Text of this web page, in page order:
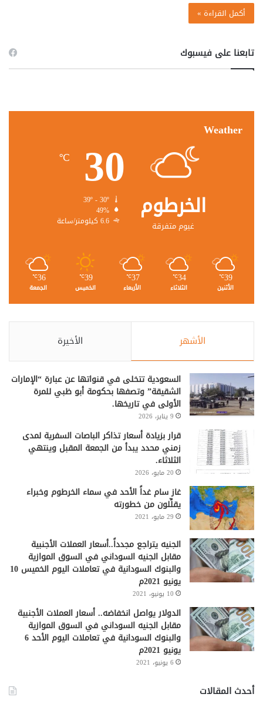
أكمل القراءة »
تابعنا على فيسبوك
Weather
الخرطوم
غيوم متفرقة
30
℃
49%
6.6 كيلومتر/ساعة
39
℃
الأثنين
34
℃
الثلاثاء
37
℃
الأربعاء
39
℃
الخميس
36
℃
الجمعة
الأشهر الأخيرة
السعودية تتخلى في قنواتها عن عبارة “الإمارات
الشقيقة” وتصفها بحكومة أبو ظبي للمرة
الأولى في تاريخها.
9 يناير، 2026
قرار بزيادة أسعار تذاكر الباصات السفرية لمدى
زمني محدد يبدأ من الجمعة المقبل وينتهي
الثلاثاء.
20 مايو، 2026
غاز سام غداً الأحد في سماء الخرطوم وخبراء
يقلِّلون من خطورته
29 مايو، 2021
الجنيه يتراجع مجدداً..أسعار العملات الأجنبية
مقابل الجنيه السوداني في السوق الموازية
والبنوك السودانية في تعاملات اليوم الخميس 10
يونيو 2021م
10 يونيو، 2021
الدولار يواصل انخفاضه.. أسعار العملات الأجنبية
مقابل الجنيه السوداني في السوق الموازية
والبنوك السودانية في تعاملات اليوم الأحد 6
يونيو 2021م
6 يونيو، 2021
أحدث المقالات